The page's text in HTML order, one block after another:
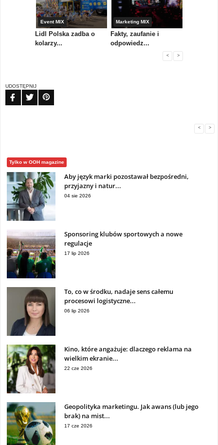
Event MIX
Lidl Polska zadba o
kolarzy...
Marketing MIX
Fakty, zaufanie i
odpowiedz...
< >
UDOSTĘPNIJ
< >
Tylko w OOH magazine
Aby język marki pozostawał bezpośredni,
przyjazny i natur...
04 sie 2026
Sponsoring klubów sportowych a nowe
regulacje
17 lip 2026
To, co w środku, nadaje sens całemu
procesowi logistyczne...
06 lip 2026
Kino, które angażuje: dlaczego reklama na
wielkim ekranie...
22 cze 2026
Geopolityka marketingu. Jak awans (lub jego
brak) na mist...
17 cze 2026